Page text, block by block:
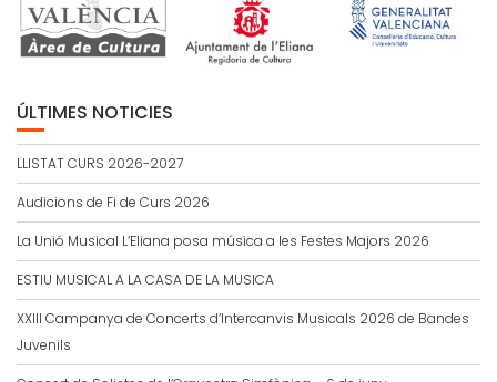
ÚLTIMES NOTICIES
LLISTAT CURS 2026-2027
Audicions de Fi de Curs 2026
La Unió Musical L’Eliana posa música a les Festes Majors 2026
ESTIU MUSICAL A LA CASA DE LA MUSICA
XXIII Campanya de Concerts d’Intercanvis Musicals 2026 de Bandes
Juvenils